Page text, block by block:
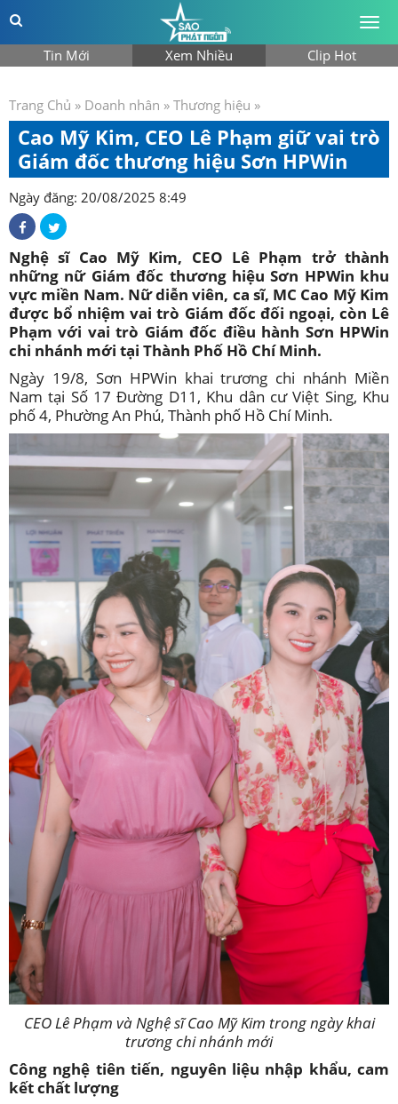
Tin Mới Xem Nhiều Clip Hot
Trang Chủ » Doanh nhân » Thương hiệu »
Cao Mỹ Kim, CEO Lê Phạm giữ vai trò
Giám đốc thương hiệu Sơn HPWin
Ngày đăng: 20/08/2025 8:49
Nghệ sĩ Cao Mỹ Kim, CEO Lê Phạm trở thành
những nữ Giám đốc thương hiệu Sơn HPWin khu
vực miền Nam. Nữ diễn viên, ca sĩ, MC Cao Mỹ Kim
được bổ nhiệm vai trò Giám đốc đối ngoại, còn Lê
Phạm với vai trò Giám đốc điều hành Sơn HPWin
chi nhánh mới tại Thành Phố Hồ Chí Minh.
Ngày 19/8, Sơn HPWin khai trương chi nhánh Miền
Nam tại Số 17 Đường D11, Khu dân cư Việt Sing, Khu
phố 4, Phường An Phú, Thành phố Hồ Chí Minh.
CEO Lê Phạm và Nghệ sĩ Cao Mỹ Kim trong ngày khai
trương chi nhánh mới
Công nghệ tiên tiến, nguyên liệu nhập khẩu, cam
kết chất lượng